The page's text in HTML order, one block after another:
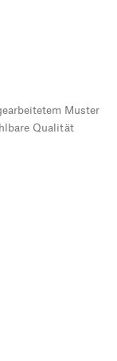
Muster
Qualität